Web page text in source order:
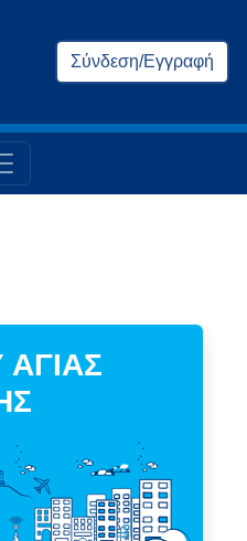
Σύνδεση/Εγγραφή